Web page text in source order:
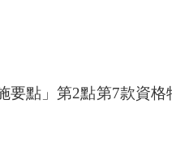
要點」第2點第7款資格